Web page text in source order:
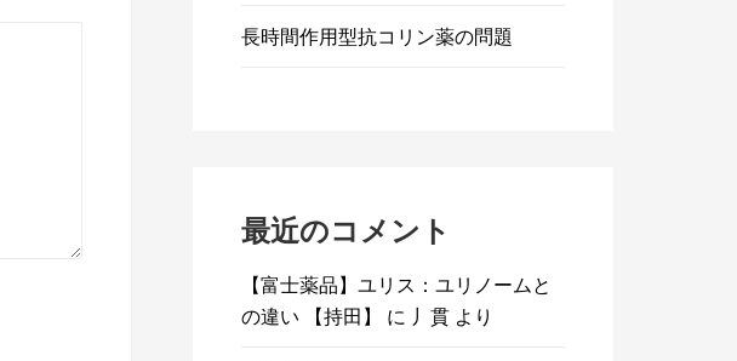
長時間作用型抗コリン薬の問題
最近のコメント
【富士薬品】ユリス：ユリノームと
の違い 【持田】
に 丿貫 より